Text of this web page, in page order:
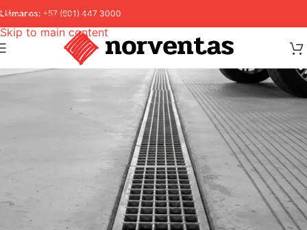
Skip to navigation
Skip to main content
Llámanos: +57 (601) 447 3000